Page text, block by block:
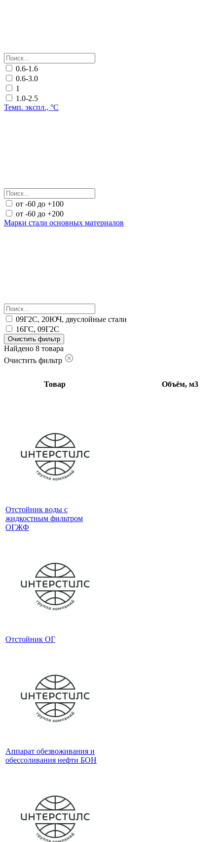
0.6-1.6
0.6-3.0
1
1.0-2.5
Темп. экспл., °С
от -60 до +100
от -60 до +200
Марки стали основных материалов
09Г2С, 20ЮЧ, двуслойные стали
16ГС, 09Г2С
Очистить фильтр
Найдено 8 товара
Очистить фильтр
Товар Объём, м3
Отстойник воды с
жидкостным фильтром
ОГЖФ
Отстойник ОГ
Аппарат обезвоживания и
обессоливания нефти БОН